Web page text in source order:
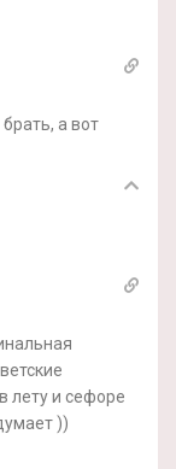
а вот
лету и сефоре
))